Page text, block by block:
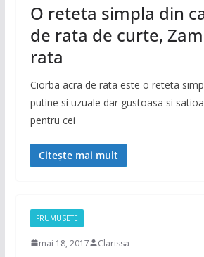
O reteta simpla din
de rata de curte,
rata
Ciorba acra de rata este o reteta
putine si uzuale dar gustoasa si
pentru cei
Citește mai mult
FRUMUSETE
mai 18, 2017 Clarissa